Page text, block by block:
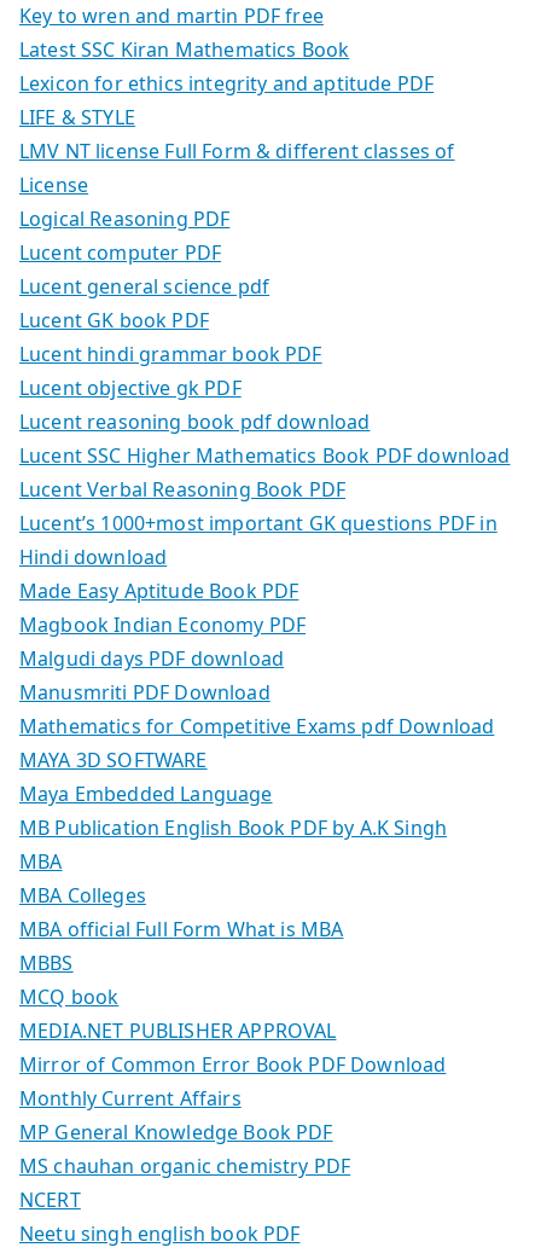
Key to wren and martin PDF free
Latest SSC Kiran Mathematics Book
Lexicon for ethics integrity and aptitude PDF
LIFE & STYLE
LMV NT license Full Form & different classes of
License
Logical Reasoning PDF
Lucent computer PDF
Lucent general science pdf
Lucent GK book PDF
Lucent hindi grammar book PDF
Lucent objective gk PDF
Lucent reasoning book pdf download
Lucent SSC Higher Mathematics Book PDF download
Lucent Verbal Reasoning Book PDF
Lucent’s 1000+most important GK questions PDF in
Hindi download
Made Easy Aptitude Book PDF
Magbook Indian Economy PDF
Malgudi days PDF download
Manusmriti PDF Download
Mathematics for Competitive Exams pdf Download
MAYA 3D SOFTWARE
Maya Embedded Language
MB Publication English Book PDF by A.K Singh
MBA
MBA Colleges
MBA official Full Form What is MBA
MBBS
MCQ book
MEDIA.NET PUBLISHER APPROVAL
Mirror of Common Error Book PDF Download
Monthly Current Affairs
MP General Knowledge Book PDF
MS chauhan organic chemistry PDF
NCERT
Neetu singh english book PDF